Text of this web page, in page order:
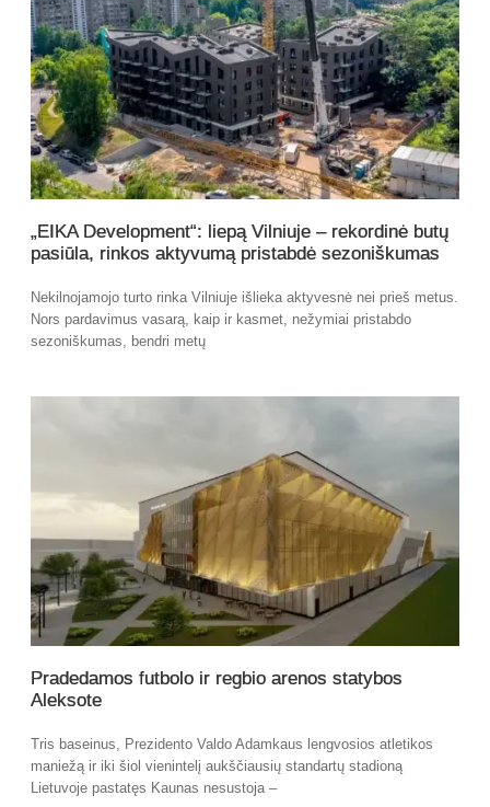
„EIKA Development“: liepą Vilniuje – rekordinė butų
pasiūla, rinkos aktyvumą pristabdė sezoniškumas
Nekilnojamojo turto rinka Vilniuje išlieka aktyvesnė nei prieš metus.
Nors pardavimus vasarą, kaip ir kasmet, nežymiai pristabdo
sezoniškumas, bendri metų
Pradedamos futbolo ir regbio arenos statybos
Aleksote
Tris baseinus, Prezidento Valdo Adamkaus lengvosios atletikos
maniežą ir iki šiol vienintelį aukščiausių standartų stadioną
Lietuvoje pastatęs Kaunas nesustoja –